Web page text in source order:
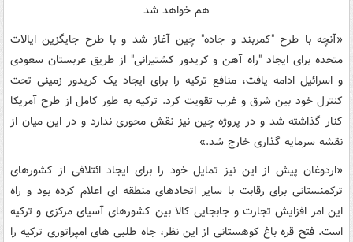
«آنچه با طرح "کمربند و جاده" چین آغاز شد و با طرح جایگزین ایالات
متحده برای ایجاد "راه آهن و کریدور کشتیرانی" از طریق عربستان سعودی
و اسرائیل ادامه یافت، منافع ترکیه را برای ایجاد یک کریدور زمینی تحت
کنترل خود بین شرق و غرب تقویت کرد. ترکیه به طور کامل از طرح آمریکا
کنار گذاشته شد و در پروژه چین نیز نقش محوری ندارد و در این میان از
نقشه سرمایه گذاری خارج شد.»
«اردوغان پیش از این نیز تمایل خود را برای ایجاد ائتلافی از کشورهای
ترکمنستانی برای رقابت با سایر اتحادهای منطقه ای اعلام کرده بود و راه
این امر افزایش تجارت و جابجایی کالا بین کشورهای آسیای مرکزی و ترکیه
است. فتح قره باغ کوهستانی از این نظر، جاه طلبی های امپراتوری ترکیه را